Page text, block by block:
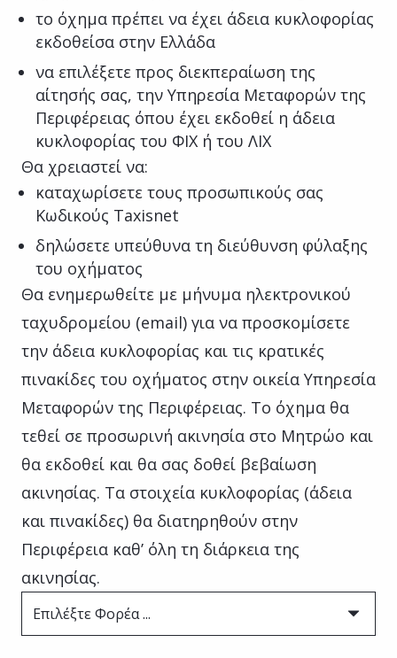
το όχημα πρέπει να έχει άδεια κυκλοφορίας
εκδοθείσα στην Ελλάδα
να επιλέξετε προς διεκπεραίωση της
αίτησής σας, την Υπηρεσία Μεταφορών της
Περιφέρειας όπου έχει εκδοθεί η άδεια
κυκλοφορίας του ΦΙΧ ή του ΛΙΧ
Θα χρειαστεί να:
καταχωρίσετε τους προσωπικούς σας
Κωδικούς Taxisnet
δηλώσετε υπεύθυνα τη διεύθυνση φύλαξης
του οχήματος
Θα ενημερωθείτε με μήνυμα ηλεκτρονικού
ταχυδρομείου (email) για να προσκομίσετε
την άδεια κυκλοφορίας και τις κρατικές
πινακίδες του οχήματος στην οικεία Υπηρεσία
Μεταφορών της Περιφέρειας. Το όχημα θα
τεθεί σε προσωρινή ακινησία στο Μητρώο και
θα εκδοθεί και θα σας δοθεί βεβαίωση
ακινησίας. Τα στοιχεία κυκλοφορίας (άδεια
και πινακίδες) θα διατηρηθούν στην
Περιφέρεια καθ’ όλη τη διάρκεια της
ακινησίας.
Επιλέξτε Φορέα ...